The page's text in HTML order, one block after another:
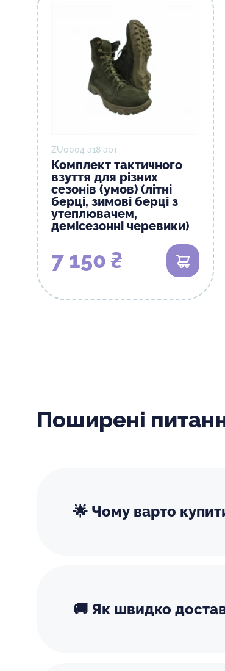
ZU0004 а18 арт
Комплект тактичного
взуття для різних
сезонів (умов) (літні
берці, зимові берці з
утеплювачем,
демісезонні черевики)
7 150 ₴ В кошик
Поширені
🌟 Чому варто
🚚 Як швидко